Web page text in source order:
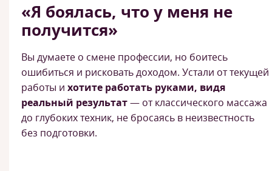
«Я боялась, что у меня не
получится»
Вы думаете о смене профессии, но боитесь
ошибиться и рисковать доходом. Устали от текущей
работы и хотите работать руками, видя
реальный результат— от классического массажа
до глубоких техник, не бросаясь в неизвестность
без подготовки.